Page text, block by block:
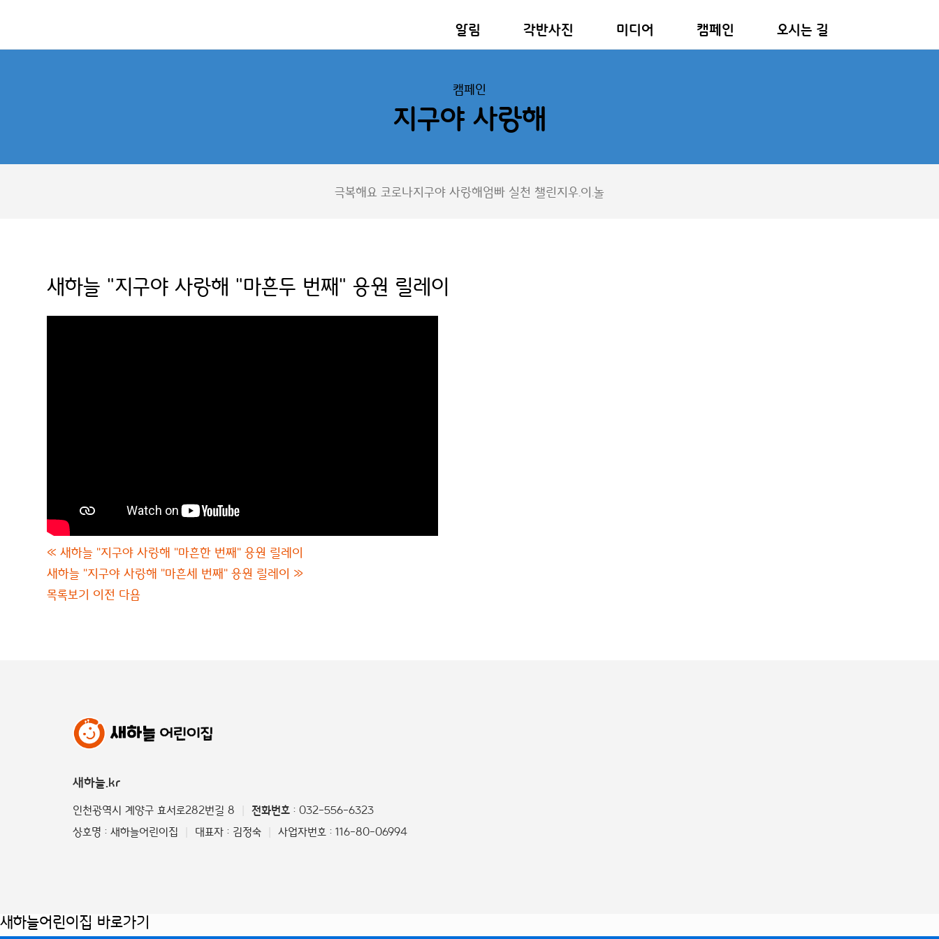
알림 각반사진 미디어 캠페인 오시는 길
캠페인
지구야 사랑해
극복해요 코로나지구야 사랑해엄빠 실천 챌린지우.이.놀
새하늘 "지구야 사랑해 "마흔두 번째" 응원 릴레이
« 새하늘 "지구야 사랑해 "마흔한 번째" 응원 릴레이
새하늘 "지구야 사랑해 "마흔세 번째" 응원 릴레이 »
목록보기 이전 다음
새하늘.kr
인천광역시 계양구 효서로282번길 8 전화번호 : 032-556-6323
상호명 : 새하늘어린이집
대표자 : 김정숙 사업자번호 : 116-80-06994
새하늘어린이집 바로가기